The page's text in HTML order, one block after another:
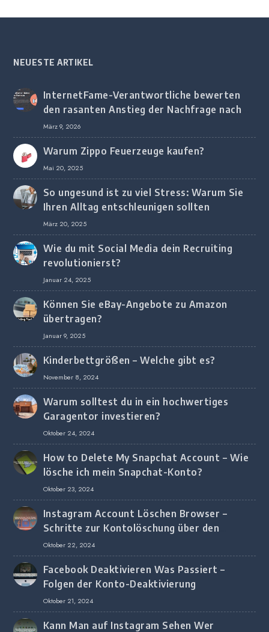
NEUESTE ARTIKEL
InternetFame-Verantwortliche bewerten
den rasanten Anstieg der Nachfrage nach
digitalem Marketing bei deutschen
Unternehmen
März 9, 2026
Warum Zippo Feuerzeuge kaufen?
Mai 20, 2025
So ungesund ist zu viel Stress: Warum Sie
Ihren Alltag entschleunigen sollten
März 20, 2025
Wie du mit Social Media dein Recruiting
revolutionierst?
Januar 24, 2025
Können Sie eBay-Angebote zu Amazon
übertragen?
Januar 9, 2025
Kinderbettgrößen – Welche gibt es?
November 8, 2024
Warum solltest du in ein hochwertiges
Garagentor investieren?
Oktober 24, 2024
How to Delete My Snapchat Account – Wie
lösche ich mein Snapchat-Konto?
Oktober 23, 2024
Instagram Account Löschen Browser –
Schritte zur Kontolöschung über den
Browser
Oktober 22, 2024
Facebook Deaktivieren Was Passiert –
Folgen der Konto-Deaktivierung
Oktober 21, 2024
Kann Man auf Instagram Sehen Wer